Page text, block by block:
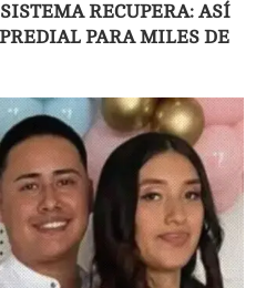
RECUPERA: ASÍ
PARA MILES DE